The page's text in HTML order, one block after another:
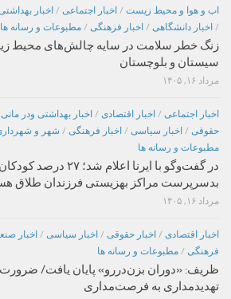
اب و هوا و محیط زیست / اخبار اجتماعی / اخبار
/ اخبار دانشگاهی / اخبار فرهنگی / مطبوعات و رسانه ها
زنگ خطر سلامت در سایه چالش‌های محیط
سیستان و بلوچستان
مرداد ۱۶, ۱۴۰۵
اخبار اجتماعی / اخبار اقتصادی / اخبار بهداشتی ودر مانی
حقوقی / اخبار سیاسی / اخبار فرهنگی / شهر و
مطبوعات و رسانه ها
در گفت‌وگو با ایرنا اعلام شد؛ ۲۷ درصد کودکان
بدسرپرست مراکز بهزیستی فرزندان طلاق
مرداد ۱۶, ۱۴۰۵
اخبار اقتصادی / اخبار حقوقی / اخبار سیاسی / اخبار
فرهنگی / مطبوعات و رسانه ها
ظریف: «دوران بزن‌دررو» پایان یافت/ ضرورت
تهدیدمداری به فرصت‌مداری